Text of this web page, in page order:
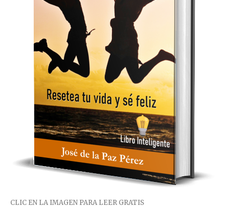
CLIC EN LA IMAGEN PARA LEER GRATIS